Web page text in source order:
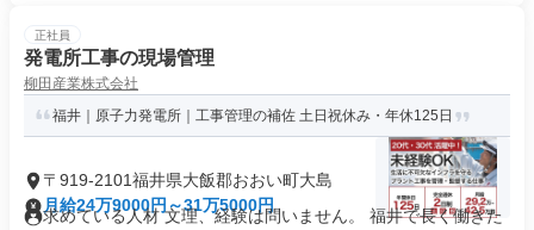
正社員
発電所工事の現場管理
柳田産業株式会社
福井｜原子力発電所｜工事管理の補佐 土日祝休み・年休125日
〒919-2101福井県大飯郡おおい町大島
月給24万9000円～31万5000円
求めている人材 文理、経験は問いません。 福井で長く働きた